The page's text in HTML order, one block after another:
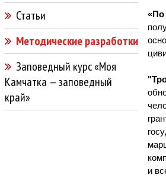
Статьи
Методические разработки
Заповедный курс «Моя
Камчатка — заповедный
край»
«По
и